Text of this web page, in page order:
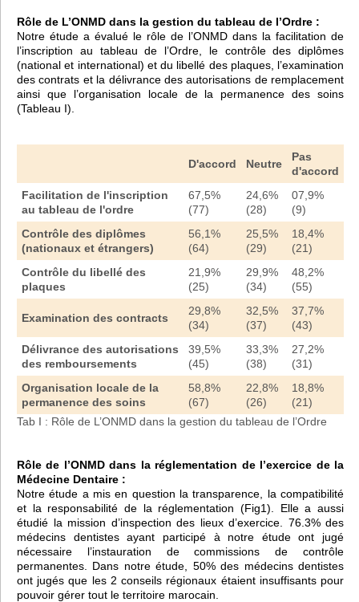
Rôle de L’ONMD dans la gestion du tableau de l’Ordre :
Notre étude a évalué le rôle de l’ONMD dans la facilitation de
l’inscription au tableau de l’Ordre, le contrôle des diplômes
(national et international) et du libellé des plaques, l’examination
des contrats et la délivrance des autorisations de remplacement
ainsi que l’organisation locale de la permanence des soins
(Tableau I).
D'accord Neutre
Pas
d'accord
Facilitation de l'inscription
au tableau de l'ordre
67,5%
(77)
24,6%
(28)
07,9%
(9)
Contrôle des diplômes
(nationaux et étrangers)
56,1%
(64)
25,5%
(29)
18,4%
(21)
Contrôle du libellé des
plaques
21,9%
(25)
29,9%
(34)
48,2%
(55)
Examination des contracts
29,8%
(34)
32,5%
(37)
37,7%
(43)
Délivrance des autorisations
des remboursements
39,5%
(45)
33,3%
(38)
27,2%
(31)
Organisation locale de la
permanence des soins
58,8%
(67)
22,8%
(26)
18,8%
(21)
Tab I : Rôle de L’ONMD dans la gestion du tableau de l’Ordre
Rôle de l’ONMD dans la réglementation de l’exercice de la
Médecine Dentaire :
Notre étude a mis en question la transparence, la compatibilité
et la responsabilité de la réglementation (Fig1). Elle a aussi
étudié la mission d’inspection des lieux d’exercice. 76.3% des
médecins dentistes ayant participé à notre étude ont jugé
nécessaire l’instauration de commissions de contrôle
permanentes. Dans notre étude, 50% des médecins dentistes
ont jugés que les 2 conseils régionaux étaient insuffisants pour
pouvoir gérer tout le territoire marocain.